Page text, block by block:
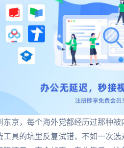
东京，每个海外党都经历过那种
工具的坑里反复试错，不如一次